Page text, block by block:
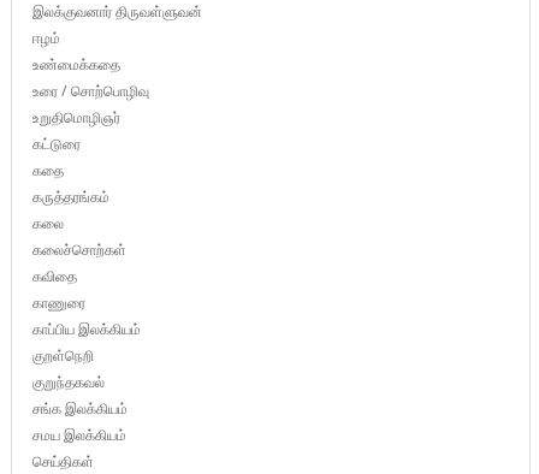
இலக்குவனார் திருவள்ளுவன்
ஈழம்
உண்மைக்கதை
உரை / சொற்பொழிவு
உறுதிமொழிஞர்
கட்டுரை
கதை
கருத்தரங்கம்
கலை
கலைச்சொற்கள்
கவிதை
காணுரை
காப்பிய இலக்கியம்
குறள்நெறி
குறுந்தகவல்
சங்க இலக்கியம்
சமய இலக்கியம்
செய்திகள்